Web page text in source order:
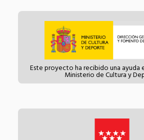
Este proyecto ha recibido una ayuda
Ministerio de Cultura y